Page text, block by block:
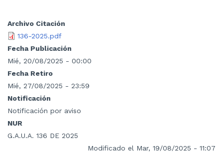
Archivo Citación
136-2025.pdf
Fecha Publicación
Mié, 20/08/2025 - 00:00
Fecha Retiro
Mié, 27/08/2025 - 23:59
Notificación
Notificación por aviso
NUR
G.A.U.A. 136 DE 2025
Modificado el Mar, 19/08/2025 - 11:07